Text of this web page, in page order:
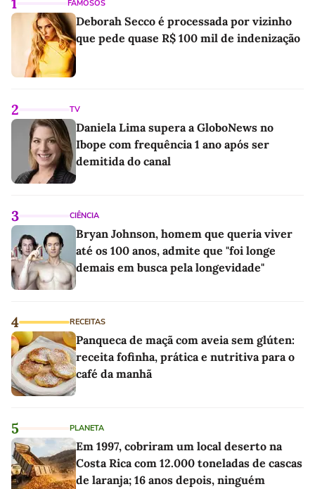
FAMOSOS
Deborah Secco é processada por vizinho
que pede quase R$ 100 mil de indenização
2 TV
Daniela Lima supera a GloboNews no
Ibope com frequência 1 ano após ser
demitida do canal
3 CIÊNCIA
Bryan Johnson, homem que queria viver
até os 100 anos, admite que "foi longe
demais em busca pela longevidade"
4 RECEITAS
Panqueca de maçã com aveia sem glúten:
receita fofinha, prática e nutritiva para o
café da manhã
5 PLANETA
Em 1997, cobriram um local deserto na
Costa Rica com 12.000 toneladas de cascas
de laranja; 16 anos depois, ninguém